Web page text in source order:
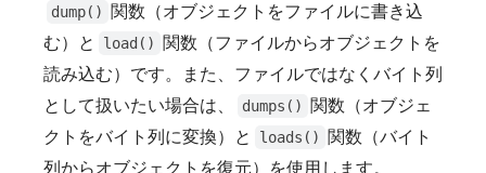
dump()
関数（オブジェクトをファイルに書き込
む）と
load()
関数（ファイルからオブジェクトを
読み込む）です。また、ファイルではなくバイト列
として扱いたい場合は、
dumps()
関数（オブジェ
クトをバイト列に変換）と
loads()
関数（バイト
列からオブジェクトを復元）を使用します。